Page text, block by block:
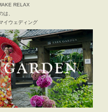
RELAX
は、
イウェディング